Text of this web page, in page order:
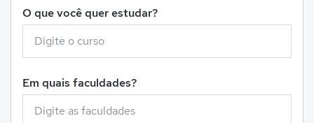
O que você quer estudar?
Em quais faculdades?